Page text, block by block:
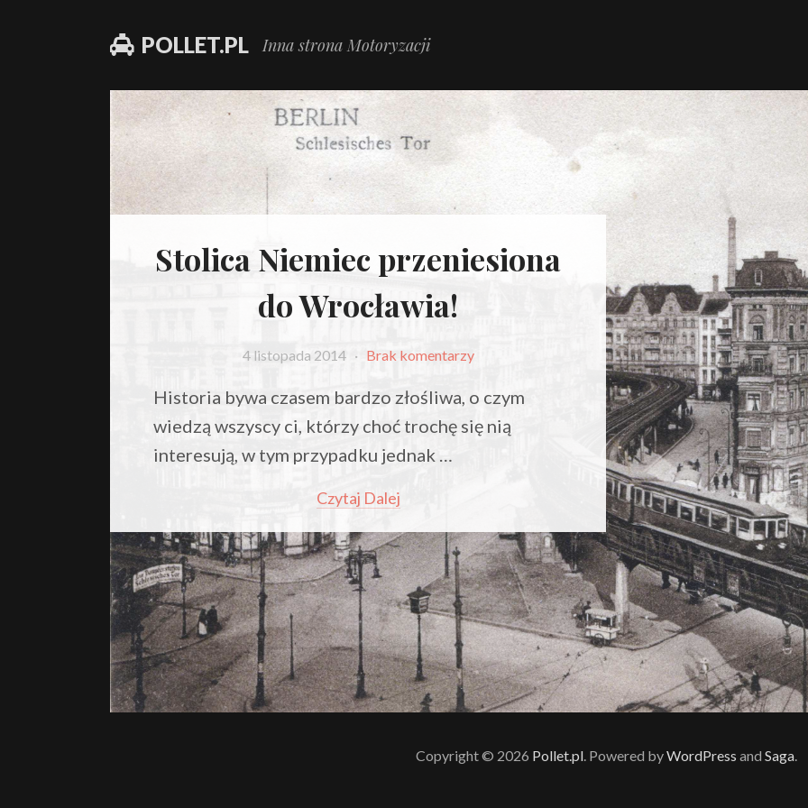
POLLET.PL Inna strona Motoryzacji
Stolica Niemiec przeniesiona
do Wrocławia!
4 listopada 2014 · Brak komentarzy
Historia bywa czasem bardzo złośliwa, o czym
wiedzą wszyscy ci, którzy choć trochę się nią
interesują, w tym przypadku jednak …
Czytaj Dalej
Copyright © 2026 Pollet.pl. Powered byWordPress and Saga.